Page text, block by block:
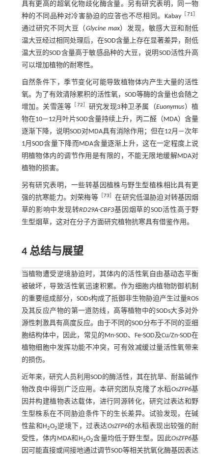
具有更高的超氧化物歧化酶含量。另有研究表明，同一物
种的不同品种对冷害胁迫的应答也不尽相同。Kabay［ 71
通过研究不同大豆（Glycine max）发现，敏感大豆和耐低
温大豆经过相同处理后，在SOD含量上存在显著差异，耐低
温大豆的SOD含量高于敏感品种的大豆，说明SOD活性升高
可以增加植物的耐寒性。
自然条件下，季节变化可能导致植物体内产生大量的活性
氧。为了有效清除累积的活性氧，SOD等酶的含量也会随之
增加。关雪莲等
72 研究发现3种卫矛属（Euonymus）植
物在10—12月叶片SOD含量持续上升，丙二醛（MDA）含量
逐渐下降，说明SOD对MDA具有消除作用；但在12月—次年
1月SOD含量下降而MDA含量逐渐上升，这在一定程度上说
明植物体内的调节作用是有限的，不能无限地缓解MDA对
植物的损害。
另有研究表明，一些转基因植株与野生型植株相比具有更
强的抗寒能力。刘荣梅等［ 73 ］在研究低温胁迫对转基因烟
草的影响中发现转RD29A-CBF3基因烟草的SOD活性高于野
生型烟草，这对在分子方面研究植物抗寒具有借鉴作用。
4总结与展望
当植物遭受逆境胁迫时，其体内的活性氧自由基动态平衡
被破坏，导致活性氧迅速积累。作为细胞内植物防御机制
的重要组成部分，SODs构成了抵御非生物胁迫产生过量ROS
及其反应产物的第一道防线，高等植物中的SODs大多对外
源性刺激具有高度反应。由于不同的SOD分布于不同的亚细
胞结构体中，因此，常见的Mn-SOD、Fe-SOD及Cu/Zn-SOD在
植物细胞中发挥功能不冲突，可有效减缓过量活性氧带来
的损伤。
近年来，研究人员利用SOD的酶活性，其在抗旱、耐盐碱作
物改良中得到广泛应用。本研究团队克隆了水稻OsZFP6基
因并构建植物表达载体，进行同源转化，研究过表达和野
生型株系在不同胁迫条件下的生长差异。试验发现，在碱
性盐和H2O2逆境下，过表达OsZFP6的水稻表现出较强的耐
受性，体内MDA和H2O2含量均低于野生型。因此OsZFP6基
因可能直接或间接地通过调节SOD等相关抗氧化酶基因表达